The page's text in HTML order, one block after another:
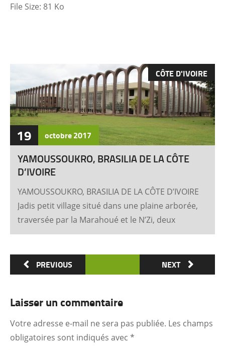
File Size: 81 Ko
CÔTE D'IVOIRE
19 octobre2017
YAMOUSSOUKRO, BRASILIA DE LA CÔTE
D’IVOIRE
YAMOUSSOUKRO, BRASILIA DE LA CÔTE D’IVOIRE
Jadis petit village situé dans une plaine arborée,
traversée par la Marahoué et le N’Zi, deux
affluents du Bandama, Yamoussoukro est
synonyme de la Côte d’Ivoire Un symbole
universel Créée ex nihilo au centre du pays à
un événement majeur dans l’histoire de
l’urbanisme de la Côte d’Ivoire. Félix Houphouët-
Boigny et ses architectes (Pierre Fakhoury et
PREVIOUS NEXT
Laisser un commentaire
Votre adresse e-mail ne sera pas publiée. Les champs
obligatoires sont indiqués avec *